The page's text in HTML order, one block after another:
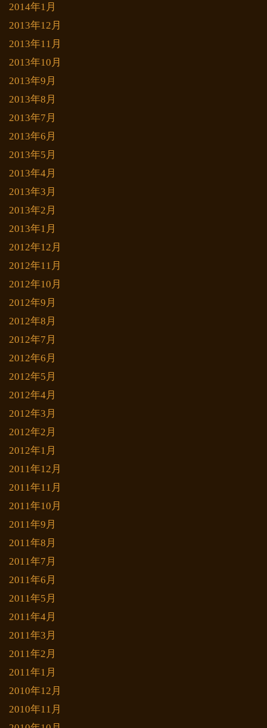
2014年1月
2013年12月
2013年11月
2013年10月
2013年9月
2013年8月
2013年7月
2013年6月
2013年5月
2013年4月
2013年3月
2013年2月
2013年1月
2012年12月
2012年11月
2012年10月
2012年9月
2012年8月
2012年7月
2012年6月
2012年5月
2012年4月
2012年3月
2012年2月
2012年1月
2011年12月
2011年11月
2011年10月
2011年9月
2011年8月
2011年7月
2011年6月
2011年5月
2011年4月
2011年3月
2011年2月
2011年1月
2010年12月
2010年11月